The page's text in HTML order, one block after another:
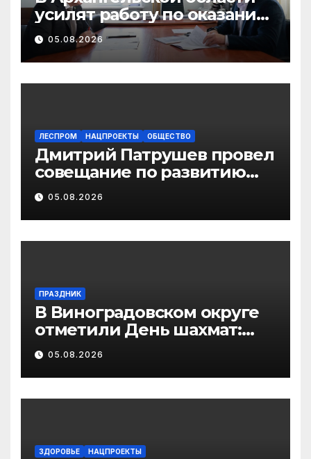
усилят работу по оказанию
бесплатной юридической
помощи ветеранам СВО и
их семьям
05.08.2026
ЛЕСПРОМ НАЦПРОЕКТЫ ОБЩЕСТВО
Дмитрий Патрушев провел
совещание по развитию
экологического туризма на
особо охраняемых
природных территориях
05.08.2026
ПРАЗДНИК
В Виноградовском округе
отметили День шахмат:
игры, турниры и идея
нового клуба
05.08.2026
ЗДОРОВЬЕ НАЦПРОЕКТЫ